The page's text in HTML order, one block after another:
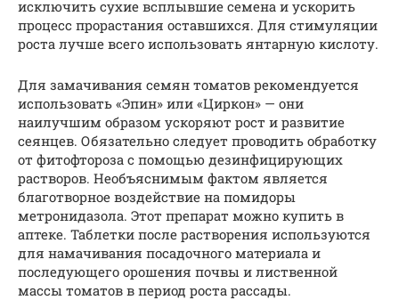
исключить сухие всплывшие семена и ускорить
процесс прорастания оставшихся. Для стимуляции
роста лучше всего использовать янтарную кислоту.
Для замачивания семян томатов рекомендуется
использовать «Эпин» или «Циркон» — они
наилучшим образом ускоряют рост и развитие
сеянцев. Обязательно следует проводить обработку
от фитофтороза с помощью дезинфицирующих
растворов. Необъяснимым фактом является
благотворное воздействие на помидоры
метронидазола. Этот препарат можно купить в
аптеке. Таблетки после растворения используются
для намачивания посадочного материала и
последующего орошения почвы и лиственной
массы томатов в период роста рассады.